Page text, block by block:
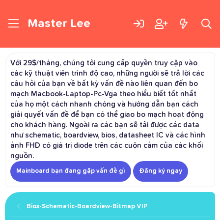
Master Lee
Với 29$/tháng, chúng tôi cung cấp quyền truy cập vào
các kỹ thuật viên trình độ cao, những người sẽ trả lời các
câu hỏi của bạn về bất kỳ vấn đề nào liên quan đến bo
mạch Macbook-Laptop-Pc-Vga theo hiểu biết tốt nhất
của họ một cách nhanh chóng và hướng dẫn bạn cách
giải quyết vấn đề để bạn có thể giao bo mạch hoạt động
cho khách hàng. Ngoài ra các bạn sẽ tải được các data
như schematic, boardview, bios, datasheet IC và các hình
ảnh FHD có giá trị diode trên các cuộn cảm của các khối
nguồn.
Mainboard bạn đang gặp vấn đề gì Đăng ký ngay
Bios-Schematic-Boardview-Bitmap VIP